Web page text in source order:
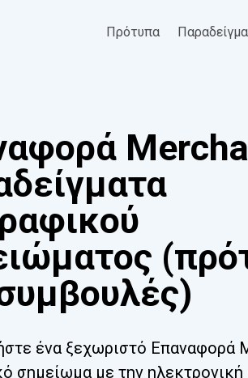
Πρότυπα
ένα ξεχωριστό Επαναφορά
σημείωμα με την ηλεκτρονική